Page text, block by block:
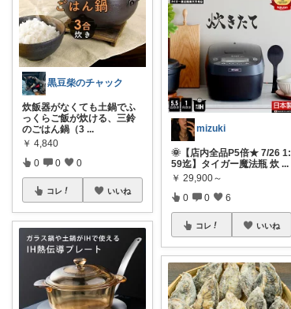
黒豆柴のチャック
炊飯器がなくても土鍋でふ
っくらご飯が炊ける、三鈴
のごはん鍋（3 ...
￥ 4,840
0 0 0
コレ いいね
mizuki
🌞【店内全品P5倍★ 7/26 1:
59迄】タイガー魔法瓶 炊 ...
￥ 29,900～
0 0 6
コレ いいね